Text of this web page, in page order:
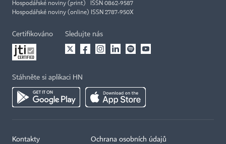
Hospodářské noviny (print) ISSN 0862-9587
Hospodářské noviny (online) ISSN 2787-950X
Certifikováno Sledujte nás
Stáhněte si aplikaci HN
Kontakty Ochrana osobních údajů